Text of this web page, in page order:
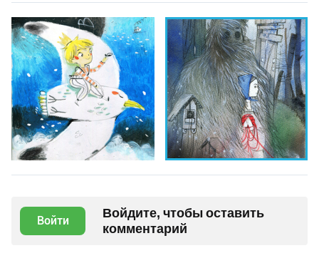
Войти
Войдите, чтобы оставить
комментарий